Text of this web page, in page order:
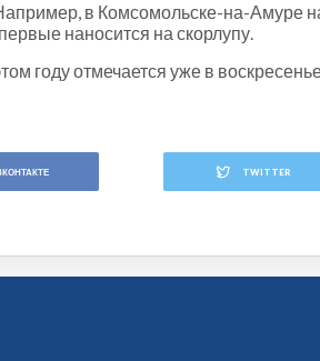
в Комсомольске-на-Амуре
наносится на скорлупу.
году отмечается уже в
TWITTER